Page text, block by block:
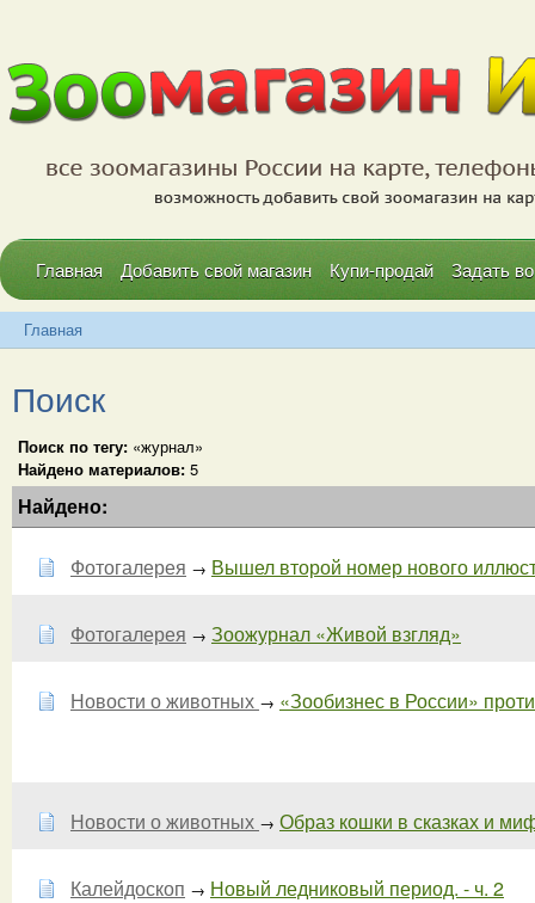
Главная Добавить свой магазин Купи-продай Задать
Главная
Поиск
Поиск по тегу: «журнал»
Найдено материалов: 5
Найдено:
Фотогалерея → Вышел второй номер нового
Фотогалерея → Зоожурнал «Живой взгляд»
Новости о животных → «Зообизнес в России»
Новости о животных → Образ кошки в сказках и
Калейдоскоп → Новый ледниковый период. - ч. 2